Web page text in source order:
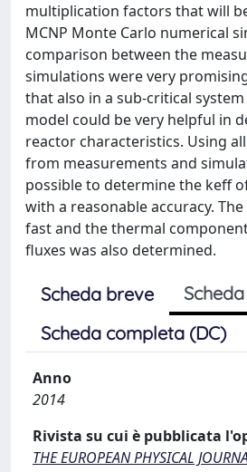
multiplication factors that will
MCNP Monte Carlo numerical
comparison between the
simulations were very
that also in a sub-critical
model could be very helpful in
reactor characteristics. Using
from measurements and
possible to determine the keff
with a reasonable accuracy.
fast and the thermal
fluxes was also determined.
Scheda breve
Scheda completa (DC)
Anno
2014
Rivista su cui è pubblicata
THE EUROPEAN PHYSICAL